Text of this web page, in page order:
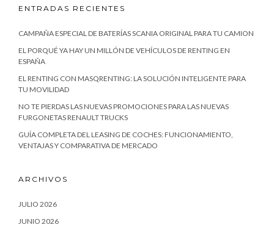
ENTRADAS RECIENTES
CAMPAÑA ESPECIAL DE BATERÍAS SCANIA ORIGINAL PARA TU CAMION
EL PORQUÉ YA HAY UN MILLÓN DE VEHÍCULOS DE RENTING EN
ESPAÑA
EL RENTING CON MASQRENTING: LA SOLUCIÓN INTELIGENTE PARA
TU MOVILIDAD
NO TE PIERDAS LAS NUEVAS PROMOCIONES PARA LAS NUEVAS
FURGONETAS RENAULT TRUCKS
GUÍA COMPLETA DEL LEASING DE COCHES: FUNCIONAMIENTO,
VENTAJAS Y COMPARATIVA DE MERCADO
ARCHIVOS
JULIO 2026
JUNIO 2026